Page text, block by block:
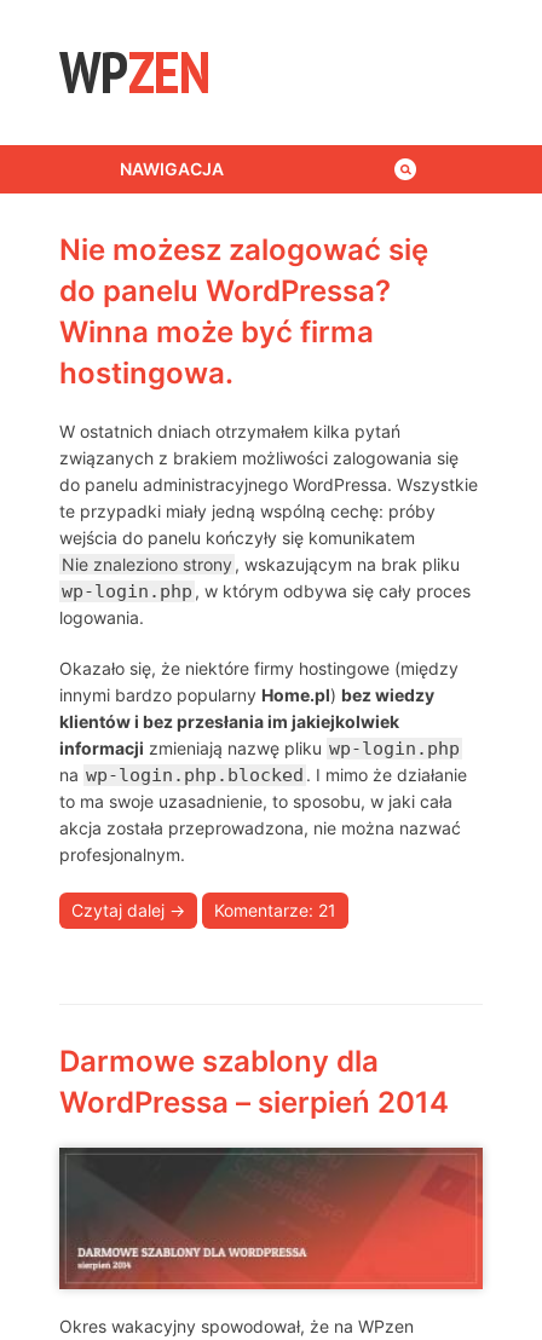
NAWIGACJA
Nie możesz zalogować się
do panelu WordPressa?
Winna może być firma
hostingowa.
W ostatnich dniach otrzymałem kilka pytań
związanych z brakiem możliwości zalogowania się
do panelu administracyjnego WordPressa. Wszystkie
te przypadki miały jedną wspólną cechę: próby
wejścia do panelu kończyły się komunikatem
Nie znaleziono strony , wskazującym na brak pliku
wp-login.php , w którym odbywa się cały proces
logowania.
Okazało się, że niektóre firmy hostingowe (między
innymi bardzo popularny Home.pl) bez wiedzy
klientów i bez przesłania im jakiejkolwiek
informacji zmieniają nazwę pliku wp-login.php
na wp-login.php.blocked . I mimo że działanie
to ma swoje uzasadnienie, to sposobu, w jaki cała
akcja została przeprowadzona, nie można nazwać
profesjonalnym.
Czytaj dalej → Komentarze: 21
Darmowe szablony dla
WordPressa – sierpień 2014
Okres wakacyjny spowodował, że na WPzen